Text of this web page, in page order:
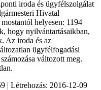
iroda és ügyfélszolgálat
Hivatal
helyesen: 1194
hogy nyilvántartásaikban,
Az iroda és az
ügyfélfogadási
változott meg.
| Létrehozás: 2016-12-09